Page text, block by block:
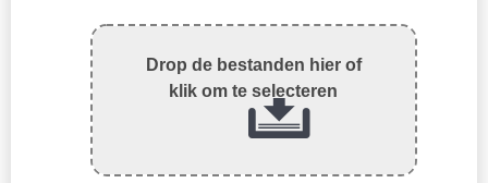
Drop de bestanden hier of
klik om te selecteren